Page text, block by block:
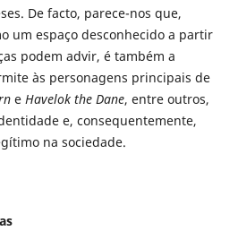
De facto, parece-nos que,
um espaço desconhecido a partir
podem advir, é também a
às personagens principais de
e Havelok the Dane, entre outros,
e, consequentemente,
na sociedade.